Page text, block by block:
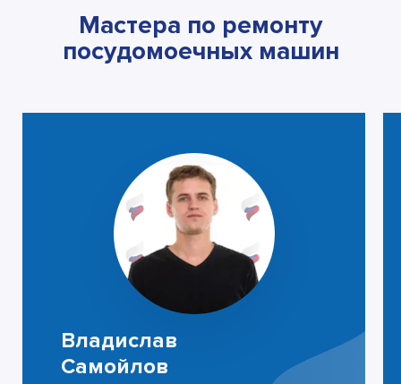
Мастера по ремонту
посудомоечных машин
Владислав
Самойлов